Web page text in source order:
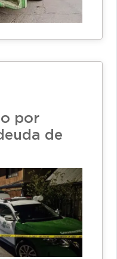
por
de